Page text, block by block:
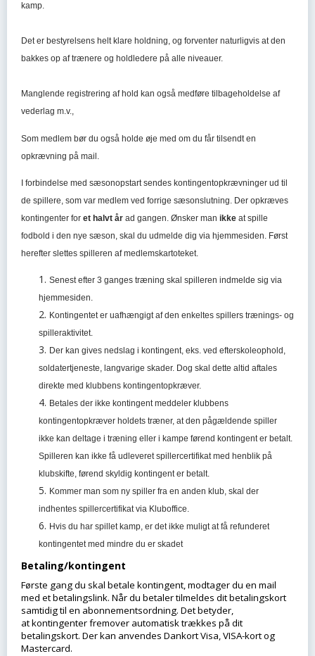
kamp.
Det er bestyrelsens helt klare holdning, og forventer naturligvis at den
bakkes op af trænere og holdledere på alle niveauer.
Manglende registrering af hold kan også medføre tilbageholdelse af
vederlag m.v.,
Som medlem bør du også holde øje med om du får tilsendt en
opkrævning på mail.
I forbindelse med sæsonopstart sendes kontingentopkrævninger ud til
de spillere, som var medlem ved forrige sæsonslutning. Der opkræves
kontingenter for et halvt år ad gangen. Ønsker man ikke at spille
fodbold i den nye sæson, skal du udmelde dig via hjemmesiden. Først
herefter slettes spilleren af medlemskartoteket.
Senest efter 3 ganges træning skal spilleren indmelde sig via
hjemmesiden.
Kontingentet er uafhængigt af den enkeltes spillers trænings- og
spilleraktivitet.
Der kan gives nedslag i kontingent, eks. ved efterskoleophold,
soldatertjeneste, langvarige skader. Dog skal dette altid aftales
direkte med klubbens kontingentopkræver.
Betales der ikke kontingent meddeler klubbens
kontingentopkræver holdets træner, at den pågældende spiller
ikke kan deltage i træning eller i kampe førend kontingent er betalt.
Spilleren kan ikke få udleveret spillercertifikat med henblik på
klubskifte, førend skyldig kontingent er betalt.
Kommer man som ny spiller fra en anden klub, skal der
indhentes spillercertifikat via Kluboffice.
Hvis du har spillet kamp, er det ikke muligt at få refunderet
kontingentet med mindre du er skadet
Betaling/kontingent
Første gang du skal betale kontingent, modtager du en mail
med et betalingslink. Når du betaler tilmeldes dit betalingskort
samtidig til en abonnementsordning. Det betyder,
at kontingenter fremover automatisk trækkes på dit
betalingskort. Der kan anvendes Dankort Visa, VISA-kort og
Mastercard.